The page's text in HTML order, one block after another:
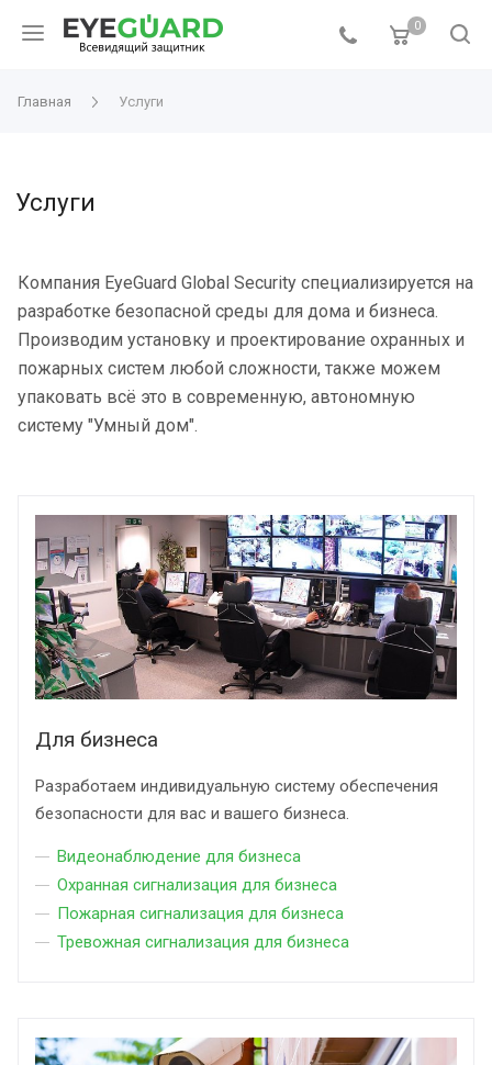
0
Главная Услуги
Услуги
Компания EyeGuard Global Security специализируется на
разработке безопасной среды для дома и бизнеса.
Производим установку и проектирование охранных и
пожарных систем любой сложности, также можем
упаковать всё это в современную, автономную
систему "Умный дом".
Для бизнеса
Разработаем индивидуальную систему обеспечения
безопасности для вас и вашего бизнеса.
Видеонаблюдение для бизнеса
Охранная сигнализация для бизнеса
Пожарная сигнализация для бизнеса
Тревожная сигнализация для бизнеса